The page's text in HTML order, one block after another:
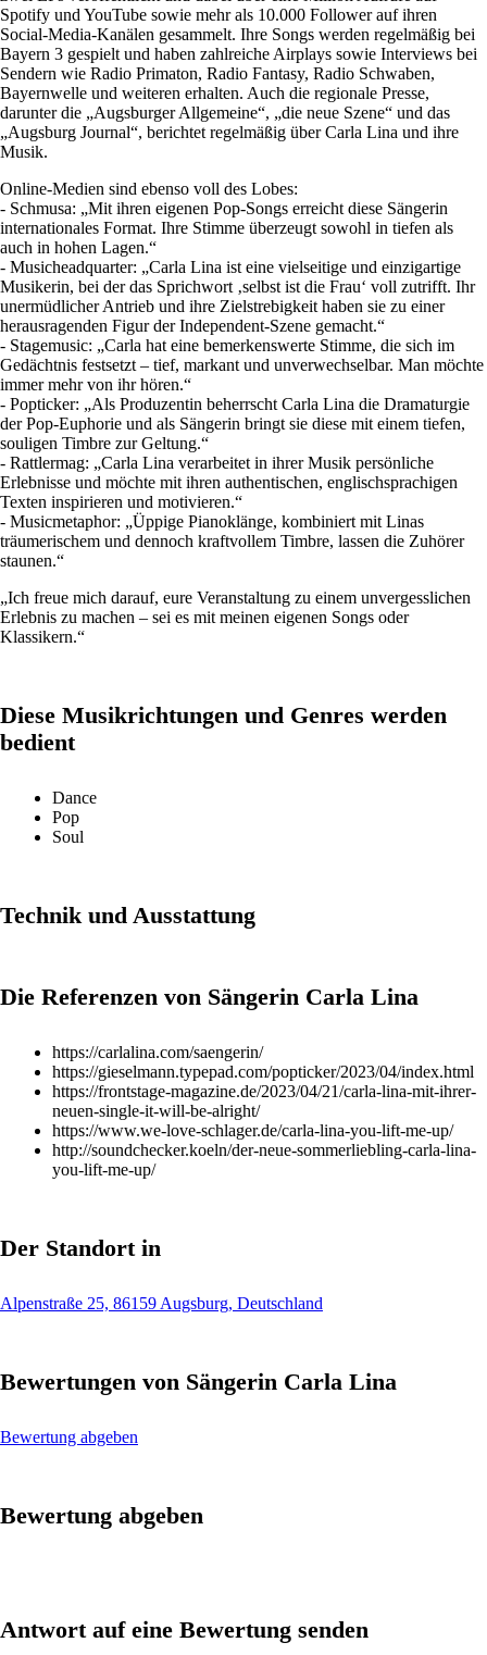
Spotify und YouTube sowie mehr als 10.000 Follower auf ihren
Social-Media-Kanälen gesammelt. Ihre Songs werden regelmäßig bei
Bayern 3 gespielt und haben zahlreiche Airplays sowie Interviews bei
Sendern wie Radio Primaton, Radio Fantasy, Radio Schwaben,
Bayernwelle und weiteren erhalten. Auch die regionale Presse,
darunter die „Augsburger Allgemeine“, „die neue Szene“ und das
„Augsburg Journal“, berichtet regelmäßig über Carla Lina und ihre
Musik.
Online-Medien sind ebenso voll des Lobes:
- Schmusa: „Mit ihren eigenen Pop-Songs erreicht diese Sängerin
internationales Format. Ihre Stimme überzeugt sowohl in tiefen als
auch in hohen Lagen.“
- Musicheadquarter: „Carla Lina ist eine vielseitige und einzigartige
Musikerin, bei der das Sprichwort ‚selbst ist die Frau‘ voll zutrifft. Ihr
unermüdlicher Antrieb und ihre Zielstrebigkeit haben sie zu einer
herausragenden Figur der Independent-Szene gemacht.“
- Stagemusic: „Carla hat eine bemerkenswerte Stimme, die sich im
Gedächtnis festsetzt – tief, markant und unverwechselbar. Man möchte
immer mehr von ihr hören.“
- Popticker: „Als Produzentin beherrscht Carla Lina die Dramaturgie
der Pop-Euphorie und als Sängerin bringt sie diese mit einem tiefen,
souligen Timbre zur Geltung.“
- Rattlermag: „Carla Lina verarbeitet in ihrer Musik persönliche
Erlebnisse und möchte mit ihren authentischen, englischsprachigen
Texten inspirieren und motivieren.“
- Musicmetaphor: „Üppige Pianoklänge, kombiniert mit Linas
träumerischem und dennoch kraftvollem Timbre, lassen die Zuhörer
staunen.“
„Ich freue mich darauf, eure Veranstaltung zu einem unvergesslichen
Erlebnis zu machen – sei es mit meinen eigenen Songs oder
Klassikern.“
Diese Musikrichtungen und Genres werden
bedient
Dance
Pop
Soul
Technik und Ausstattung
Die Referenzen von Sängerin Carla Lina
https://carlalina.com/saengerin/
https://gieselmann.typepad.com/popticker/2023/04/index.html
https://frontstage-magazine.de/2023/04/21/carla-lina-mit-ihrer-
neuen-single-it-will-be-alright/
https://www.we-love-schlager.de/carla-lina-you-lift-me-up/
http://soundchecker.koeln/der-neue-sommerliebling-carla-lina-
you-lift-me-up/
Der Standort in
Alpenstraße 25, 86159 Augsburg, Deutschland
Bewertungen von Sängerin Carla Lina
Bewertung abgeben
Bewertung abgeben
Antwort auf eine Bewertung senden